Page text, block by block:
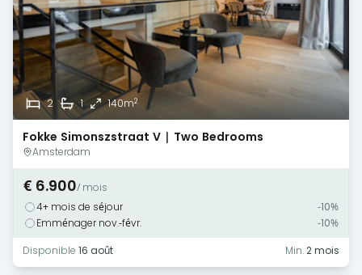
2 1 140m2
Fokke Simonszstraat V | Two Bedrooms
Amsterdam
€ 6.900/ mois
4+ mois de séjour
-10%
Emménager nov.-févr.
-10%
Disponible 16 août Min.2 mois